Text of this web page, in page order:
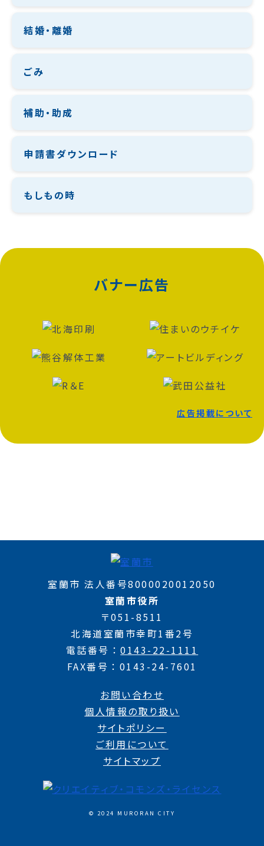
結婚・離婚
ごみ
補助・助成
申請書ダウンロード
もしもの時
バナー広告
広告掲載について
室蘭市 法人番号8000020012050
室蘭市役所
〒051-8511
北海道室蘭市幸町1番2号
電話番号
0143-22-1111
FAX番号
0143-24-7601
お問い合わせ
個人情報の取り扱い
サイトポリシー
ご利用について
サイトマップ
© 2024 MURORAN CITY